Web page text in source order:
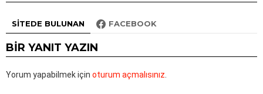
SITEDE BULUNAN FACEBOOK
BIR YANIT YAZIN
Yorum yapabilmek için oturum açmalısınız